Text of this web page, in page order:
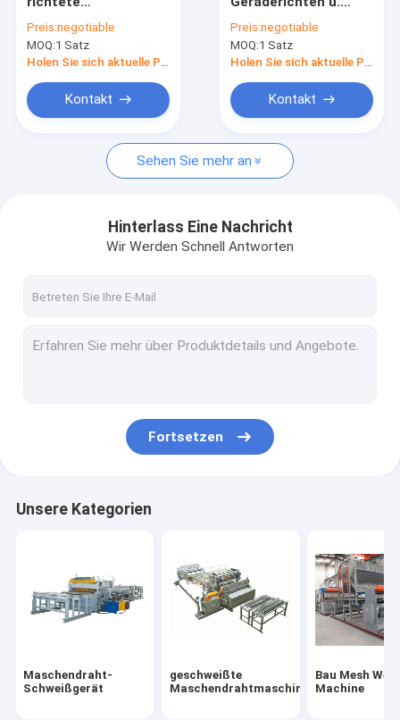
geschweißte Maschendrahtmaschine
Bau Mesh Welding Machine
Zaunmaschen-Schweißgerät
GI Draht-Netzherstellungs-Maschine
Drahtgeraderichten und -Schneidemaschine
Verstärkung des MaschenSchweißgeräts
Rollenmaschen-Schweißgerät
Mesh Machine For
Construction Mesh
gerade
Preis:negotiable
MOQ:1 Satz
Holen Sie sich aktuelle Preis
Kontakt
mit Luftkompressor
Preis:negotiable
MOQ:1 Satz
Holen Sie sich aktuelle Preis
Kontakt
Sehen Sie mehr an
Hinterlass Eine Nachricht
Wir Werden Schnell Antworten
Fortsetzen
Unsere Kategorien
Maschendraht-
Schweißgerät
geschweißte
Maschendrahtmaschine
Bau Mesh
Machine